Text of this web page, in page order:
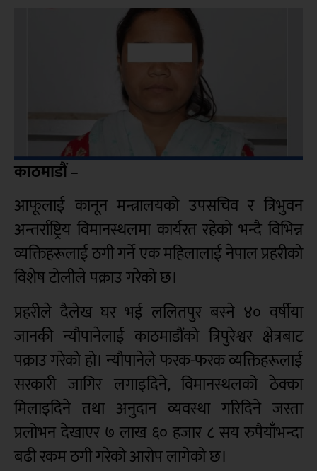
काठमाडौं–
आफूलाई कानून मन्त्रालयको उपसचिव र त्रिभुवन
अन्तर्राष्ट्रिय विमानस्थलमा कार्यरत रहेको भन्दै विभिन्न
व्यक्तिहरूलाई ठगी गर्ने एक महिलालाई नेपाल प्रहरीको
विशेष टोलीले पक्राउ गरेको छ।
प्रहरीले दैलेख घर भई ललितपुर बस्ने ४० वर्षीया
जानकी न्यौपानेलाई काठमाडौंको त्रिपुरेश्वर क्षेत्रबाट
पक्राउ गरेको हो। न्यौपानेले फरक-फरक व्यक्तिहरूलाई
सरकारी जागिर लगाइदिने, विमानस्थलको ठेक्का
मिलाइदिने तथा अनुदान व्यवस्था गरिदिने जस्ता
प्रलोभन देखाएर ७ लाख ६० हजार ८ सय रुपैयाँभन्दा
बढी रकम ठगी गरेको आरोप लागेको छ।